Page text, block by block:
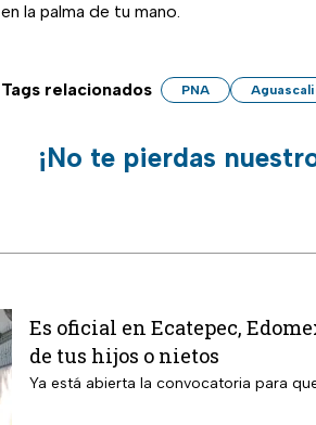
en la palma de tu mano.
Tags relacionados PNA
¡No te pierdas
Es oficial en Ecatepec,
de tus hijos o nietos
Ya está abierta la convocatoria para